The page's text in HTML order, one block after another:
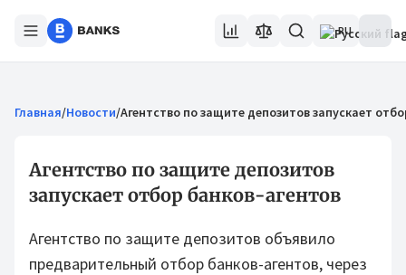
RU
Главная/Новости/Агентство по защите депозитов запускает
Агентство по защите депозитов
запускает отбор банков-агентов
Агентство по защите депозитов объявило
предварительный отбор банков-агентов, через